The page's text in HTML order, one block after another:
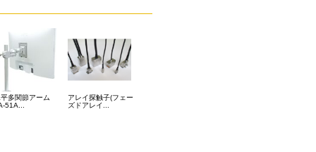
多関節アーム
51A...
アレイ探触子(フェー
ズドアレイ...